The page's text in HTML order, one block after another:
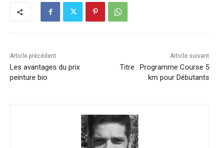
Article précédent
Les avantages du prix
peinture bio
Article suivant
Titre : Programme Course 5
km pour Débutants